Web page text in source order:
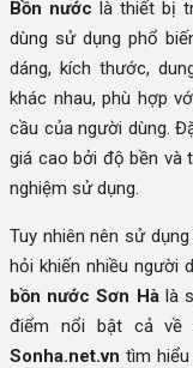
Bồn nước là thiết bị
dùng sử dụng phổ
dáng, kích thước,
khác nhau, phù hợp
cầu của người dùng.
giá cao bởi độ bền và
nghiệm sử dụng.
Tuy nhiên nên sử
hỏi khiến nhiều người
bồn nước Sơn Hàlà
điểm nổi bật cả về
Sonha.net.vn tìm